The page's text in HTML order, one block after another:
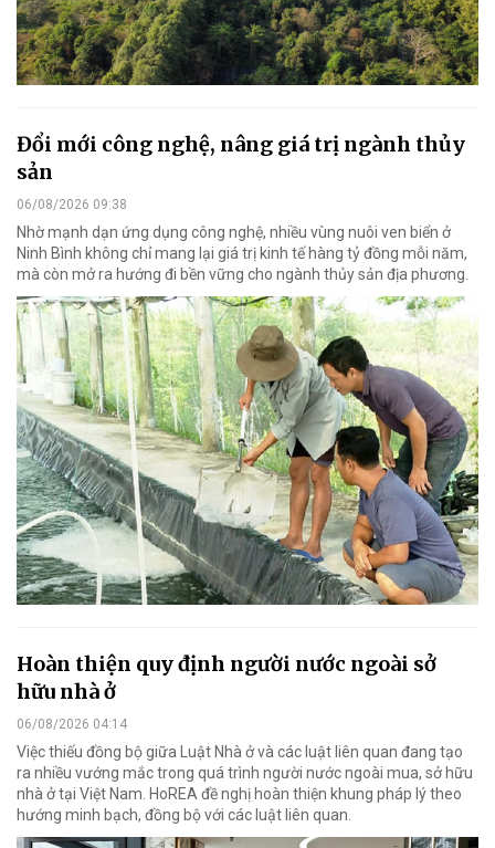
Đổi mới công nghệ, nâng giá trị ngành thủy
sản
06/08/2026 09:38
Nhờ mạnh dạn ứng dụng công nghệ, nhiều vùng nuôi ven biển ở
Ninh Bình không chỉ mang lại giá trị kinh tế hàng tỷ đồng mỗi năm,
mà còn mở ra hướng đi bền vững cho ngành thủy sản địa phương.
Hoàn thiện quy định người nước ngoài sở
hữu nhà ở
06/08/2026 04:14
Việc thiếu đồng bộ giữa Luật Nhà ở và các luật liên quan đang tạo
ra nhiều vướng mắc trong quá trình người nước ngoài mua, sở hữu
nhà ở tại Việt Nam. HoREA đề nghị hoàn thiện khung pháp lý theo
hướng minh bạch, đồng bộ với các luật liên quan.